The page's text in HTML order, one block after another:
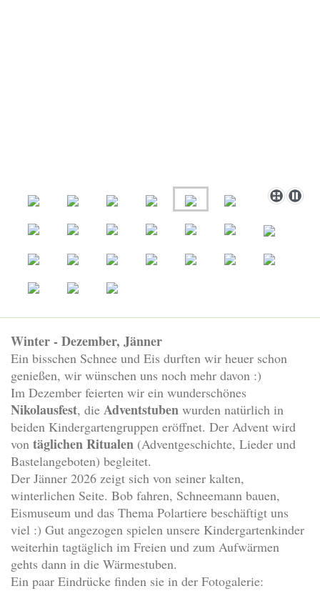
Winter - Dezember, Jänner
Ein bisschen Schnee und Eis durften wir heuer schon
genießen, wir wünschen uns noch mehr davon :)
Im Dezember feierten wir ein wunderschönes
Nikolausfest, die Adventstuben wurden natürlich in
beiden Kindergartengruppen eröffnet. Der Advent wird
von täglichen Ritualen (Adventgeschichte, Lieder und
Bastelangeboten) begleitet.
Der Jänner 2026 zeigt sich von seiner kalten,
winterlichen Seite. Bob fahren, Schneemann bauen,
Eismuseum und das Thema Polartiere beschäftigt uns
viel :) Gut angezogen spielen unsere Kindergartenkinder
weiterhin tagtäglich im Freien und zum Aufwärmen
gehts dann in die Wärmestuben.
Ein paar Eindrücke finden sie in der Fotogalerie: